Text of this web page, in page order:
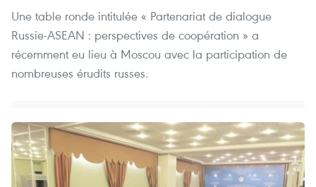
Une table ronde intitulée « Partenariat de dialogue
Russie-ASEAN : perspectives de coopération » a
récemment eu lieu à Moscou avec la participation de
nombreuses érudits russes.